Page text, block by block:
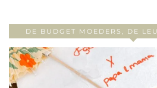
DE BUDGET MOEDERS, DE